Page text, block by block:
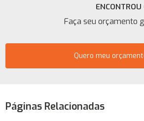
ENCONTROU
Faça seu orçamento
Quero meu
Páginas Relacionadas